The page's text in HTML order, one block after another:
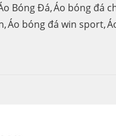
Bóng Đá,Áo bóng đá
,Áo bóng đá win sport,